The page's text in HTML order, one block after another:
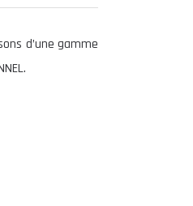
d’une gamme